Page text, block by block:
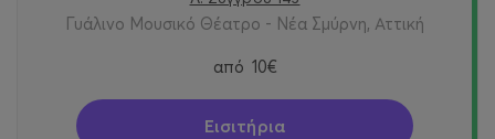
Γυάλινο Μουσικό Θέατρο - Νέα Σμύρνη, Αττική
από 10€
Εισιτήρια